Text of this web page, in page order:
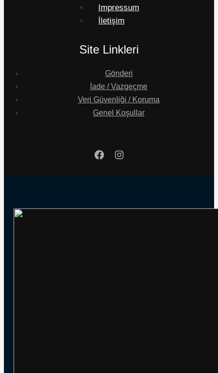
Impressum
İletişim
Site Linkleri
Gönderi
İade / Vazgeçme
Veri Güvenliği / Koruma
Genel Koşullar